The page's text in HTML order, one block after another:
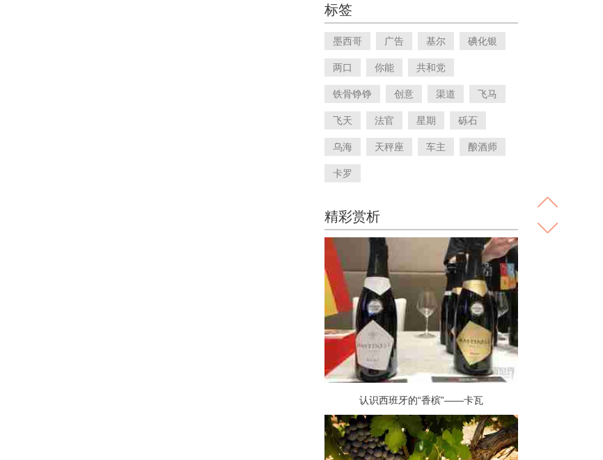
标签
墨西哥 广告 基尔 碘化银
两口 你能 共和党
铁骨铮铮 创意 渠道 飞马
飞天 法官 星期 砾石
乌海 天秤座 车主 酿酒师
卡罗
精彩赏析
认识西班牙的“香槟”——卡瓦